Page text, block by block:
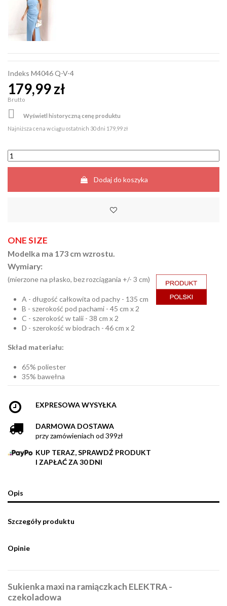
Indeks M4046 Q-V-4
179,99 zł
Brutto

Wyświetl historyczną cenę produktu
Najniższa cena w ciągu ostatnich 30 dni 179,99 zł
Dodaj do koszyka
ONE SIZE
Modelka ma 173 cm wzrostu.
Wymiary:
(mierzone na płasko, bez rozciągania +/- 3 cm)
A - długość całkowita od pachy - 135 cm
B - szerokość pod pachami - 45 cm x 2
C - szerokość w talii - 38 cm x 2
D - szerokość w biodrach - 46 cm x 2
Skład materiału:
65% poliester
35% bawełna
EXPRESOWA WYSYŁKA
DARMOWA DOSTAWA
przy zamówieniach od 399zł
KUP TERAZ, SPRAWDŹ PRODUKT
I ZAPŁAĆ ZA 30 DNI
Opis
Szczegóły produktu
Opinie
Sukienka maxi na ramiączkach ELEKTRA -
czekoladowa